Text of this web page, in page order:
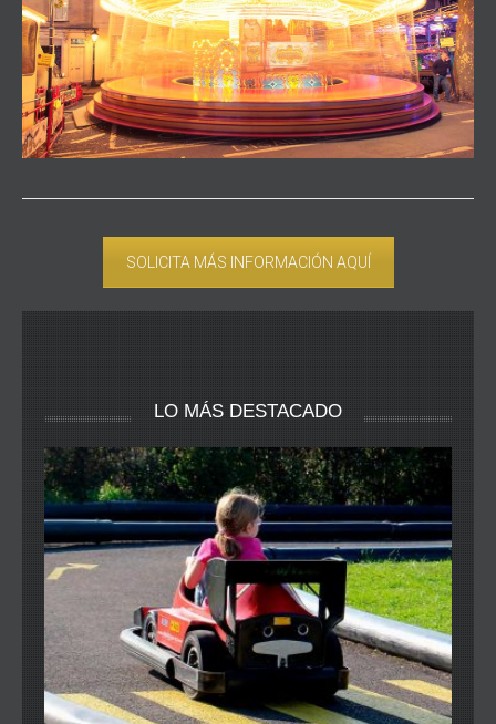
SOLICITA MÁS INFORMACIÓN AQUÍ
LO MÁS DESTACADO